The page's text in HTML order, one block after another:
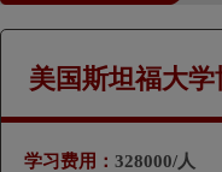
美国斯坦福大
学习费用：328000/人